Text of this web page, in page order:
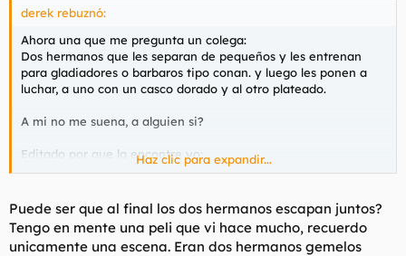
derek rebuznó:
Ahora una que me pregunta un colega:
Dos hermanos que les separan de pequeños y les entrenan
para gladiadores o barbaros tipo conan. y luego les ponen a
luchar, a uno con un casco dorado y al otro plateado.
A mi no me suena, a alguien si?
Editado por que la encontre yo:
https://imdb.com/title/tt0092615/
Haz clic para expandir...
Puede ser que al final los dos hermanos escapan juntos?
Tengo en mente una peli que vi hace mucho, recuerdo
unicamente una escena. Eran dos hermanos gemelos